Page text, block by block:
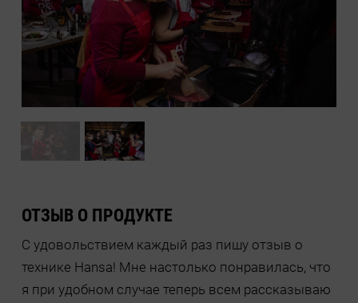
ОТЗЫВ О ПРОДУКТЕ
С удовольствием каждый раз пишу отзыв о
технике Hansa! Мне настолько понравилась, что
я при удобном случае теперь всем рассказываю